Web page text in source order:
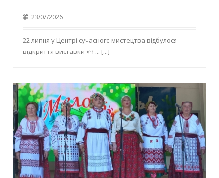
23/07/2026
22 липня у Центрі сучасного мистецтва відбулося
відкриття виставки «Ч ... [...]